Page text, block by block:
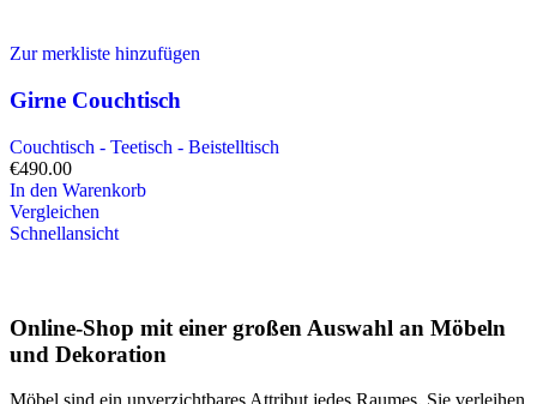
Zur merkliste hinzufügen
Girne Couchtisch
Couchtisch - Teetisch - Beistelltisch
€490.00
In den Warenkorb
Vergleichen
Schnellansicht
Online-Shop mit einer großen Auswahl an Möbeln
und Dekoration